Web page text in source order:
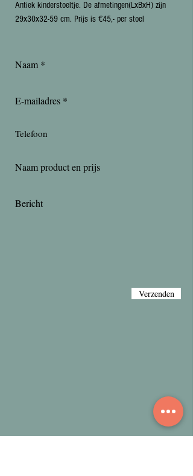
Antiek kinderstoeltje. De afmetingen(LxBxH) zijn
29x30x32-59 cm. Prijs is €45,- per stoel
Verzenden